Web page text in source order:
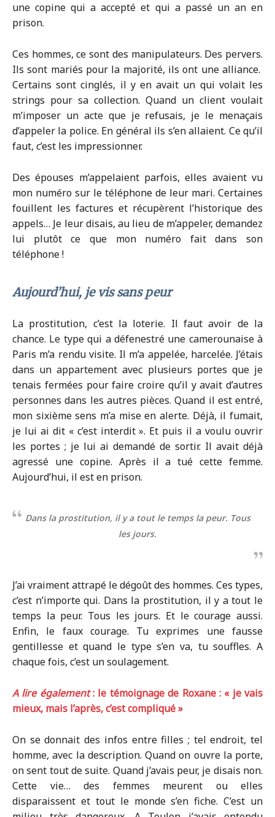
une copine qui a accepté et qui a passé un an en
prison.
Ces hommes, ce sont des manipulateurs. Des pervers.
Ils sont mariés pour la majorité, ils ont une alliance.
Certains sont cinglés, il y en avait un qui volait les
strings pour sa collection. Quand un client voulait
m’imposer un acte que je refusais, je le menaçais
d’appeler la police. En général ils s’en allaient. Ce qu’il
faut, c’est les impressionner.
Des épouses m’appelaient parfois, elles avaient vu
mon numéro sur le téléphone de leur mari. Certaines
fouillent les factures et récupèrent l’historique des
appels… Je leur disais, au lieu de m’appeler, demandez
lui plutôt ce que mon numéro fait dans son
téléphone !
Aujourd’hui, je vis sans peur
La prostitution, c’est la loterie. Il faut avoir de la
chance. Le type qui a défenestré une camerounaise à
Paris m’a rendu visite. Il m’a appelée, harcelée. J’étais
dans un appartement avec plusieurs portes que je
tenais fermées pour faire croire qu’il y avait d’autres
personnes dans les autres pièces. Quand il est entré,
mon sixième sens m’a mise en alerte. Déjà, il fumait,
je lui ai dit « c’est interdit ». Et puis il a voulu ouvrir
les portes ; je lui ai demandé de sortir. Il avait déjà
agressé une copine. Après il a tué cette femme.
Aujourd’hui, il est en prison.
Dans la prostitution, il y a tout le temps la peur. Tous
les jours.
J’ai vraiment attrapé le dégoût des hommes. Ces types,
c’est n’importe qui. Dans la prostitution, il y a tout le
temps la peur. Tous les jours. Et le courage aussi.
Enfin, le faux courage. Tu exprimes une fausse
gentillesse et quand le type s’en va, tu souffles. A
chaque fois, c’est un soulagement.
A lire également: le témoignage de Roxane : « je vais
mieux, mais l’après, c’est compliqué »
On se donnait des infos entre filles ; tel endroit, tel
homme, avec la description. Quand on ouvre la porte,
on sent tout de suite. Quand j’avais peur, je disais non.
Cette vie… des femmes meurent ou elles
disparaissent et tout le monde s’en fiche. C’est un